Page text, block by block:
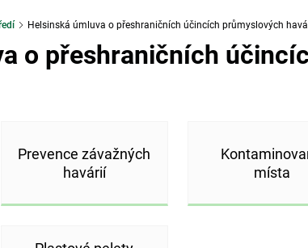
Helsinská úmluva o přeshraničních účincích průmyslových
o přeshraničních
Prevence závažných
havárií
místa